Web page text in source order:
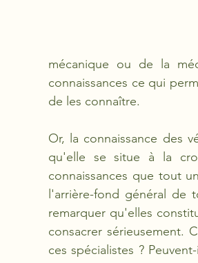
mécanique ou de la
connaissances ce qui
de les connaître.
Or, la connaissance des
qu'elle se situe à la
connaissances que tout
l'arrière-fond général de
remarquer qu'elles
consacrer sérieusement.
ces spécialistes ?